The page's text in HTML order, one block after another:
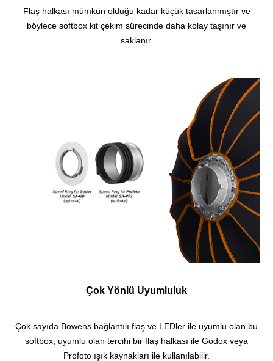
Flaş halkası mümkün olduğu kadar küçük tasarlanmıştır ve
böylece softbox kit çekim sürecinde daha kolay taşınır ve
saklanır.
Çok Yönlü Uyumluluk
Çok sayıda Bowens bağlantılı flaş ve LEDler ile uyumlu olan bu
softbox, uyumlu olan tercihi bir flaş halkası ile Godox veya
Profoto ışık kaynakları ile kullanılabilir.